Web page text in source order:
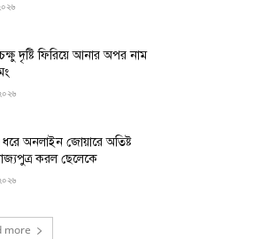
দৃষ্টি ফিরিয়ে আনার অপর নাম
ধরে অনলাইন জোয়ারে অতিষ্ট
করল ছেলেকে
more